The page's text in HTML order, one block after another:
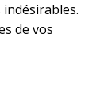
de vos